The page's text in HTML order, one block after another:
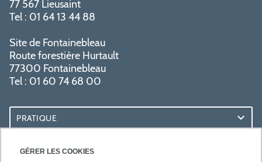
GÉRER LES COOKIES
77 567 Lieusaint
Tel : 01 64 13 44 88
Site de Fontainebleau
Route forestière Hurtault
77300 Fontainebleau
Tel : 01 60 74 68 00
PRATIQUE
RESSOURCES